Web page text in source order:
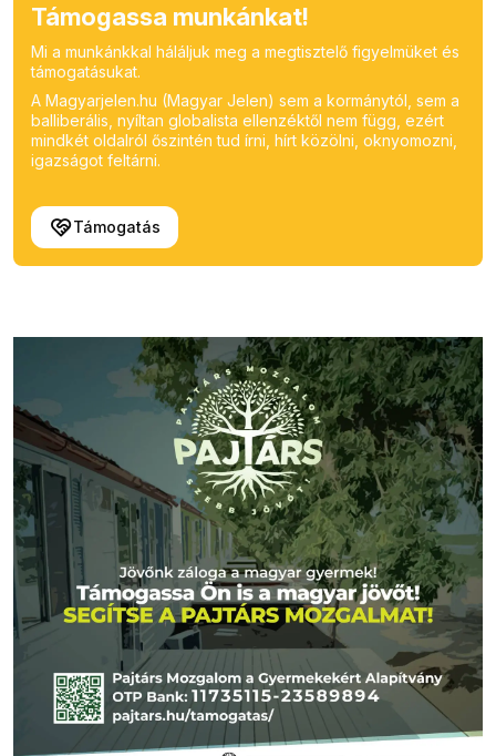
Támogassa munkánkat!
Mi a munkánkkal háláljuk meg a megtisztelő figyelmüket és
támogatásukat.
A Magyarjelen.hu (Magyar Jelen) sem a kormánytól, sem a
balliberális, nyíltan globalista ellenzéktől nem függ, ezért
mindkét oldalról őszintén tud írni, hírt közölni, oknyomozni,
igazságot feltárni.
Támogatás